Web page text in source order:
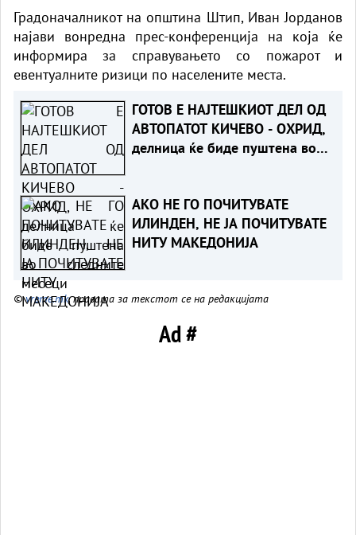
Градоначалникот на општина Штип, Иван Јорданов
најави вонредна прес-конференција на која ќе
информира за справувањето со пожарот и
евентуалните ризици по населените места.
ГОТОВ Е НАЈТЕШКИОТ ДЕЛ ОД
АВТОПАТОТ КИЧЕВО - ОХРИД,
делница ќе биде пуштена во
АКО НЕ ГО ПОЧИТУВАТЕ
ИЛИНДЕН, НЕ ЈА ПОЧИТУВАТЕ
НИТУ МАКЕДОНИЈА
©vreme.mk, правата за текстот се на редакцијата
Ad #